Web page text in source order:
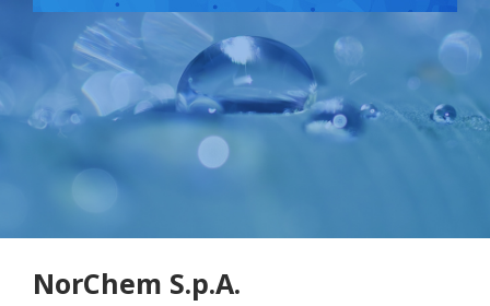
NorChem S.p.A.